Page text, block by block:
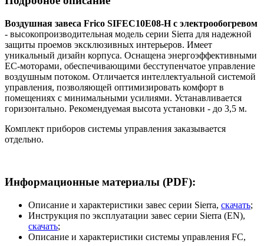
Воздушная завеса Frico SIFEC10E08-H с электрообогревом
- высокопроизводительная модель серии Sierra для надежной
защиты проемов эксклюзивных интерьеров. Имеет
уникальный дизайн корпуса. Оснащена энергоэффективными
ЕС-моторами, обеспечивающими бесступенчатое управление
воздушным потоком. Отличается интеллектуальной системой
управления, позволяющей оптимизировать комфорт в
помещениях с минимальными усилиями. Устанавливается
горизонтально. Рекомендуемая высота установки - до 3,5 м.
Комплект приборов системы управления заказывается
отдельно.
Информационные материалы (PDF):
Описание и характеристики завес серии Sierra, скачать;
Инструкция по эксплуатации завес серии Sierra (EN),
скачать;
Описание и характеристики системы управления FC,